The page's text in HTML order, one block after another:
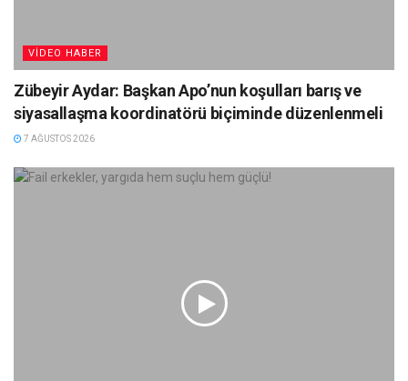
VIDEO HABER
Zübeyir Aydar: Başkan Apo’nun koşulları barış ve
siyasallaşma koordinatörü biçiminde düzenlenmeli
7 AĞUSTOS 2026